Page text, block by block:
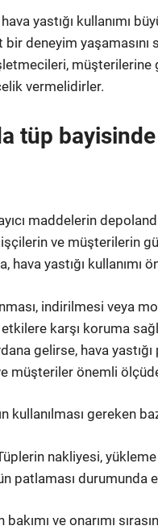
yastığı kullanımı
deneyim yaşamasını
vermelidirler.
tüp
maddelerin
işçilerin ve müşterilerin
hava yastığı
indirilmesi veya
karşı koruma
gelirse, hava yastığı
müşteriler önemli
kullanılması gereken
nakliyesi,
patlaması
bakımı ve onarımı